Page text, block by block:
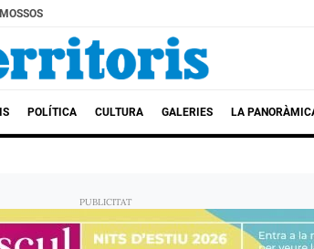
MOSSOS
POLÍTICA CULTURA GALERIES LA